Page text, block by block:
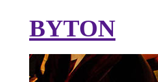
BYTON